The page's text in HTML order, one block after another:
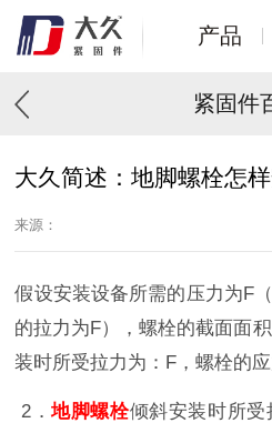
产品
紧固件
大久简述：地脚螺栓怎
来源：
假设安装设备所需的压力为F
的拉力为F），螺栓的截面面
装时所受拉力为：F，螺栓的
2．地脚螺栓倾斜安装时所受